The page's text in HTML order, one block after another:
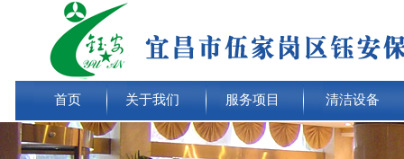
首页 关于我们 服务项目 清洁设备